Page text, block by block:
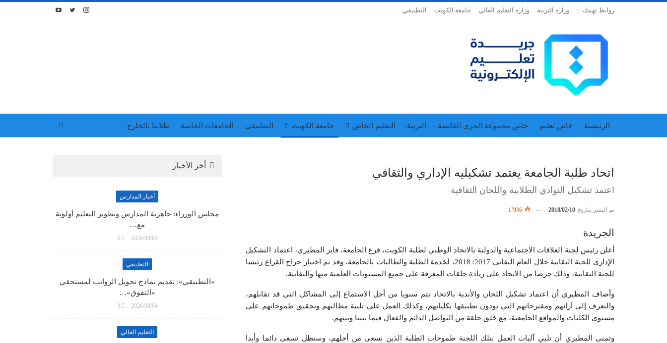
روابط تهمك :: وزارة التربية وزارة التعليم العالي جامعة الكويت التطبيقي
الرئيسية خاص تعليم خاص مجموعة الجري القابضة التربية التعليم الخاص جامعة الكويت التطبيقي الجامعات الخاصة طلابنا بالخارج
اتحاد طلبة الجامعة يعتمد تشكيليه الإداري والثقافي
اعتمد تشكيل النوادي الطلابية واللجان الثقافية
تم النشر بتاريخ 2018/02/10
الجريدة
أعلن رئيس لجنة العلاقات الاجتماعية والدولية بالاتحاد الوطني لطلبة الكويت، فرع الجامعة، فايز المطيري، اعتماد التشكيل
الإداري للجنة النقابية خلال العام النقابي 2017/ 2018، لخدمة الطلبة والطالبات بالجامعة، وقد تم اختيار جراح القزاع رئيسا
للجنة النقابية، وذلك حرصا من الاتحاد على زيادة حلقات المعرفة على جميع المستويات العلمية منها والنقابية.
وأضاف المطيري أن اعتماد تشكيل اللجان والأندية بالاتحاد يتم سنويا من أجل الاستماع إلى المشاكل التي قد تقابلهم،
والتعرف إلى آرائهم ومقترحاتهم التي يودون تطبيقها بكلياتهم، وكذلك العمل على تلبية مطالبهم وتحقيق طموحاتهم على
مستوى الكليات والمواقع الجامعية، مع خلق حلقة من التواصل الدائم والفعال فيما بيننا وبينهم.
وتمنى المطيري أن تلبي آليات العمل بتلك اللجنة طموحات الطلبة الذين نسعى من أجلهم، وسنظل نسعى دائما وأبدا
أخر الأخبار
أخبار المدارس
مجلس الوزراء: جاهزية المدارس وتطوير التعليم أولوية
مع…
2026/08/04
5
التطبيقي
«التطبيقي»: تقديم نماذج تحويل الرواتب لمستحقي
«التفوق»…
2026/08/04
3
التعليم العالي